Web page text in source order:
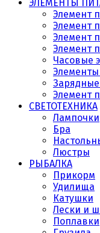
ЭЛЕМЕНТЫ
Элемент
Элемент
Элемент
Элемент
Часовые
Зарядные
Элемент
СВЕТОТЕХНИКА
Лампочки
Бра
Люстры
РЫБАЛКА
Прикорм
Удилища
Катушки
Лески и
Поплавки